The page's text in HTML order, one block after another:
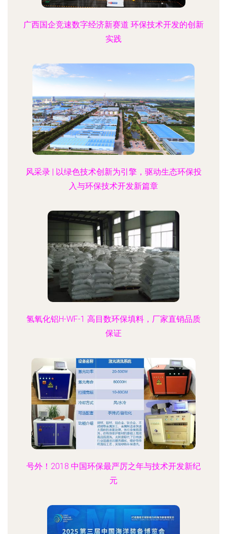
广西国企竞速数字经济新赛道 环保技术开发的创新
实践
风采录 | 以绿色技术创新为引擎，驱动生态环保投
入与环保技术开发新篇章
氢氧化铝H-WF-1 高目数环保填料，厂家直销品质
保证
号外！2018 中国环保最严厉之年与技术开发新纪
元